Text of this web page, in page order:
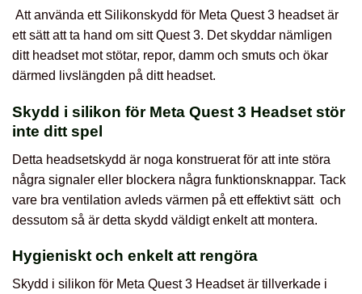
Att använda ett Silikonskydd för Meta Quest 3 headset är
ett sätt att ta hand om sitt Quest 3. Det skyddar nämligen
ditt headset mot stötar, repor, damm och smuts och ökar
därmed livslängden på ditt headset.
Skydd i silikon för Meta Quest 3 Headset stör
inte ditt spel
Detta headsetskydd är noga konstruerat för att inte störa
några signaler eller blockera några funktionsknappar. Tack
vare bra ventilation avleds värmen på ett effektivt sätt och
dessutom så är detta skydd väldigt enkelt att montera.
Hygieniskt och enkelt att rengöra
Skydd i silikon för Meta Quest 3 Headsetär tillverkade i